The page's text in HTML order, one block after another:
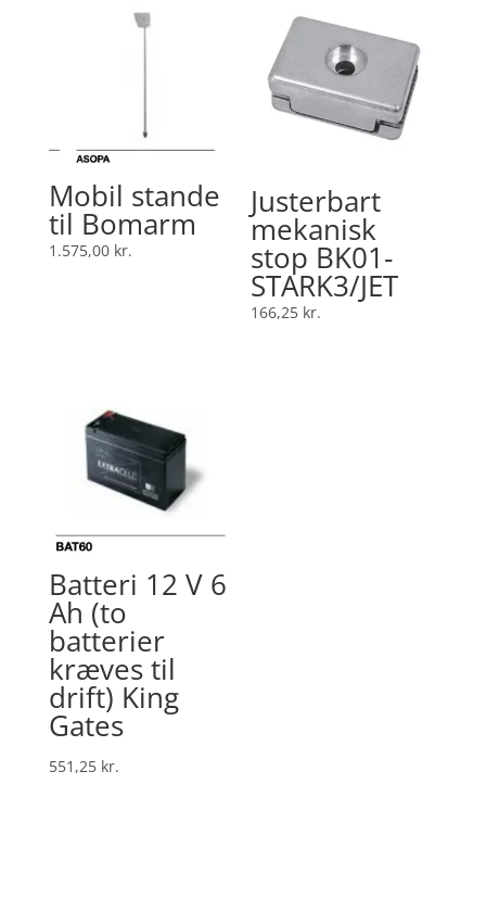
Mobil stande
til Bomarm
1.575,00 kr.
Justerbart
mekanisk
stop BK01-
STARK3/JET
166,25 kr.
Batteri 12 V 6
Ah (to
batterier
kræves til
drift) King
Gates
551,25 kr.